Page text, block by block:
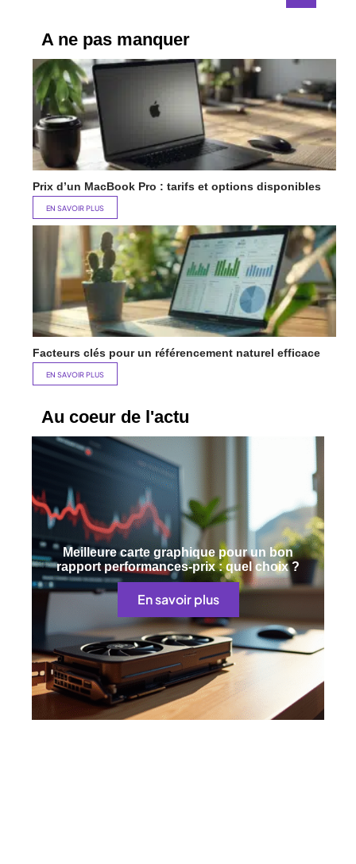
A ne pas manquer
Prix d’un MacBook Pro : tarifs et options disponibles
EN SAVOIR PLUS
Facteurs clés pour un référencement naturel efficace
EN SAVOIR PLUS
Au coeur de l'actu
Meilleure carte graphique pour un bon
rapport performances-prix : quel choix ?
En savoir plus